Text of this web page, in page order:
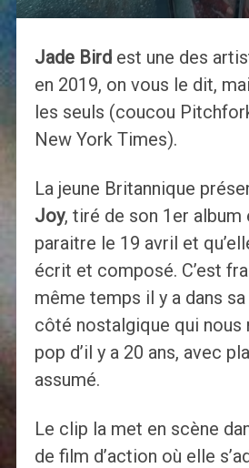
Jade Birdest une des
en 2019, on vous le dit,
les seuls (coucou
New York Times).
La jeune Britannique
Joy, tiré de son 1er album
paraitre le 19 avril et
écrit et composé. C’est
même temps il y a dans
côté nostalgique qui nous
pop d’il y a 20 ans, avec
assumé.
Le clip la met en scène
de film d’action où elle